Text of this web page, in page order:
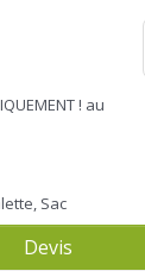
! au
Sac
Devis